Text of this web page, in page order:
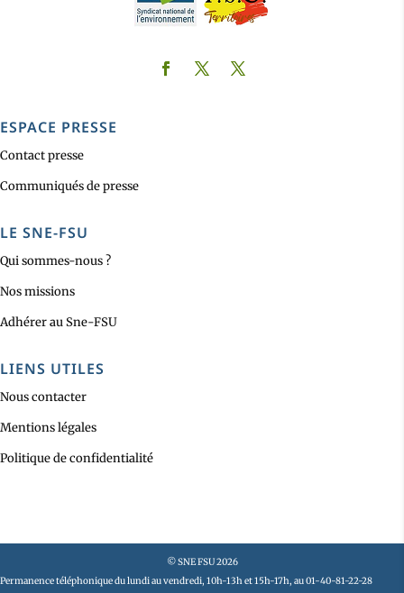
ESPACE PRESSE
Contact presse
Communiqués de presse
LE SNE-FSU
Qui sommes-nous ?
Nos missions
Adhérer au Sne-FSU
LIENS UTILES
Nous contacter
Mentions légales
Politique de confidentialité
© SNE FSU 2026
Permanence téléphonique du lundi au vendredi, 10h-13h et 15h-17h, au 01-40-81-22-28